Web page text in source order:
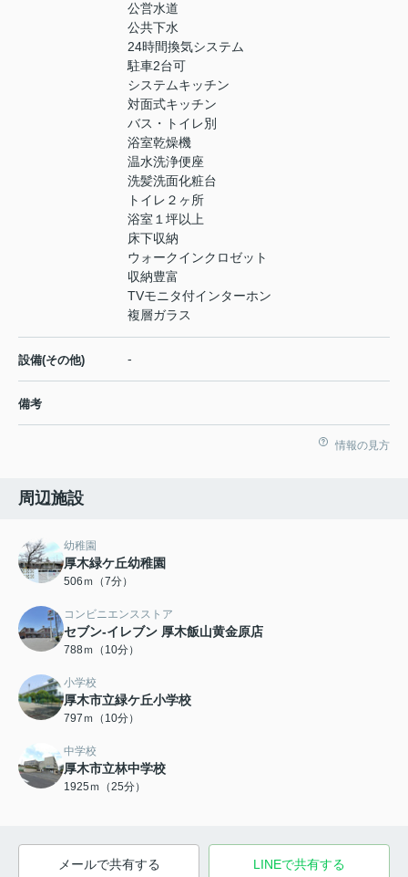
公営水道
公共下水
24時間換気システム
駐車2台可
システムキッチン
対面式キッチン
バス・トイレ別
浴室乾燥機
温水洗浄便座
洗髪洗面化粧台
トイレ２ヶ所
浴室１坪以上
床下収納
ウォークインクロゼット
収納豊富
TVモニタ付インターホン
複層ガラス
設備(その他) -
備考
情報の見方
周辺施設
幼稚園
厚木緑ケ丘幼稚園
506ｍ（7分）
コンビニエンスストア
セブン-イレブン 厚木飯山黄金原店
788ｍ（10分）
小学校
厚木市立緑ケ丘小学校
797ｍ（10分）
中学校
厚木市立林中学校
1925ｍ（25分）
メールで共有する LINEで共有する